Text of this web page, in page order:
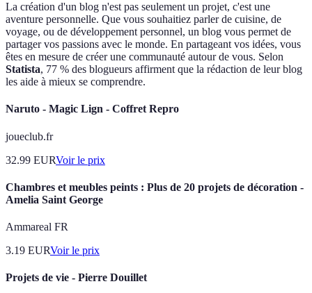
La création d'un blog n'est pas seulement un projet, c'est une
aventure personnelle. Que vous souhaitiez parler de cuisine, de
voyage, ou de développement personnel, un blog vous permet de
partager vos passions avec le monde. En partageant vos idées, vous
êtes en mesure de créer une communauté autour de vous. Selon
Statista, 77 % des blogueurs affirment que la rédaction de leur blog
les aide à mieux se comprendre.
Naruto - Magic Lign - Coffret Repro
joueclub.fr
32.99 EURVoir le prix
Chambres et meubles peints : Plus de 20 projets de décoration -
Amelia Saint George
Ammareal FR
3.19 EURVoir le prix
Projets de vie - Pierre Douillet